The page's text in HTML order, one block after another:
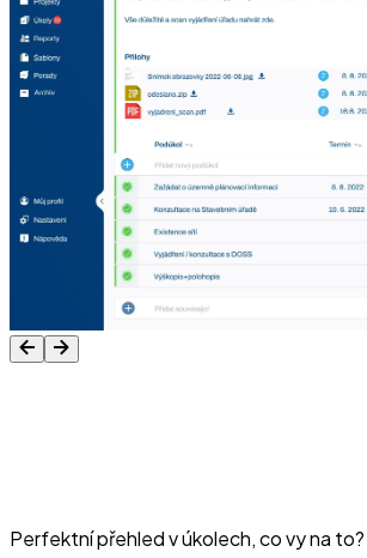
Perfektní přehled v úkolech, co vy na to?